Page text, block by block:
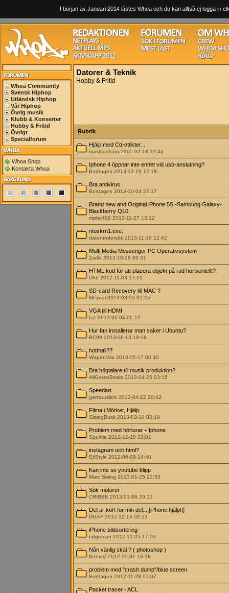
I början av Januari 2014 låstes Whoa och du kan alltså ej logga in
Whoa Community
Svensk Hiphop
Utländsk Hiphop
Vår Hiphop
Övrig musik
Klubb & Konserter
Hobby & Fritid
Övrigt
Specialforum
Whoa Shop
Kontakta Whoa
Datorer & Teknik
Hobby & Fritid
Rubrik
Hjälp med Cd-ettikter...
maskrosbarn 2005-02-18 19:46
Iphone 4 öppnar inte enhet vid usb-anslutning?
Borttagen 2013-12-19 12:18
Bra antivirus
Borttagen 2013-10-04 22:17
Brand new and Original iPhone 5S -Samsung Galaxy-
Blackberry Q10
mphc409 2013-11-27 13:12
ntoskrn1.exe.
datorundersök 2013-11-16 12:42
Multi Media Messenger PC Operativsystem
Zadik 2013-10-28 09:31
HTML kod för att placera objekt på rad horisontellt?
Uhh 2012-11-03 17:01
SD-card Recovery till MAC ?
Meynel 2013-03-05 01:25
VGA till HDMI
Ice 2013-06-04 00:12
Hur fan installerar man saker i Ubuntu?
BC99 2013-06-13 19:18
hotmail??
WapenVila 2013-05-17 00:40
Bra högtalare till musik produktion?
AllGreenBeats 2013-04-25 03:15
Speedart
gamsurslicki 2013-04-22 20:42
Filma i Mörker, Hjälp.
SittingDuck 2013-03-18 02:19
Problem med hörlurar + Iphone
Squirtle 2012-12-10 23:01
instagram och html?
EriStyle 2012-06-09 14:40
Kan inte se youtube klipp
Marc Swing 2013-01-25 22:33
Sök motorer
CRIBBE 2013-01-06 20:13
Det är kört för min del... [iPhone hjälp!!]
DGAF 2012-12-16 02:13
iPhone bildsortering
edgeman 2012-12-05 17:59
Nån vänlig skäl ? ( photoshop )
NatusV 2012-10-31 13:18
problem med "crash dump"/blue screen
Borttagen 2012-11-28 00:07
Packet tracer - ACL